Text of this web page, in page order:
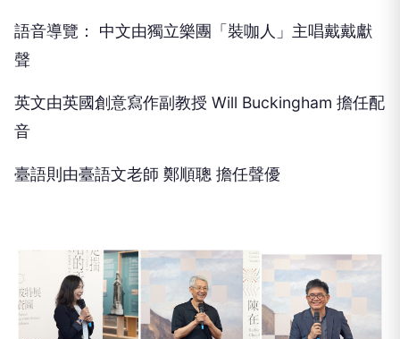
語音導覽： 中文由獨立樂團「裝咖人」主唱戴戴獻
聲
英文由英國創意寫作副教授 Will Buckingham 擔任配
音
臺語則由臺語文老師 鄭順聰 擔任聲優